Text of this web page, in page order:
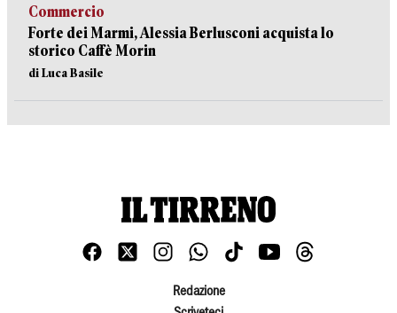
Commercio
Forte dei Marmi, Alessia Berlusconi acquista lo
storico Caffè Morin
di Luca Basile
Redazione